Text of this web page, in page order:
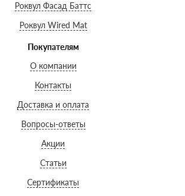
Роквул Фасад Баттс
Роквул Wired Mat
Покупателям
О компании
Контакты
Доставка и оплата
Вопросы-ответы
Акции
Статьи
Сертификаты